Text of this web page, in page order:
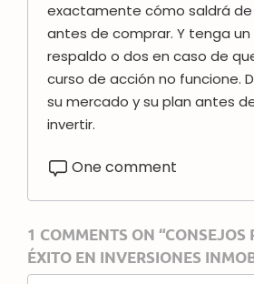
exactamente cómo saldrá
antes de comprar. Y tenga un
respaldo o dos en caso de
curso de acción no funcione.
su mercado y su plan antes
invertir.
One comment
1 COMMENTS ON “CONSEJOS
ÉXITO EN INVERSIONES